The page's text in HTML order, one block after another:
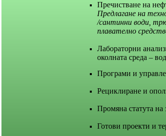
Пречистване на
Предлагане на
/сантинни води,
плавателно
Лабораторни
околната среда –
Програми и
Рециклиране и
Промяна статута на
Готови проекти и